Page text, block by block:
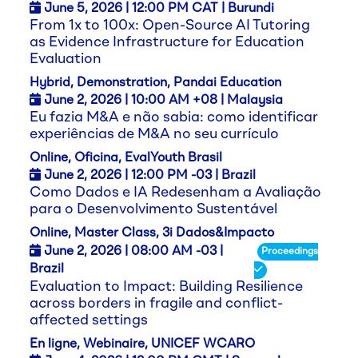
June 5, 2026 | 12:00 PM CAT | Burundi
From 1x to 100x: Open-Source AI Tutoring
as Evidence Infrastructure for Education
Evaluation
Hybrid, Demonstration, Pandai Education
June 2, 2026 | 10:00 AM +08 | Malaysia
Eu fazia M&A e não sabia: como identificar
experiências de M&A no seu currículo
Online, Oficina, EvalYouth Brasil
June 2, 2026 | 12:00 PM -03 | Brazil
Como Dados e IA Redesenham a Avaliação
para o Desenvolvimento Sustentável
Online, Master Class, 3i Dados&Impacto
June 2, 2026 | 08:00 AM -03 |
Brazil
Proceedings
Evaluation to Impact: Building Resilience
across borders in fragile and conflict-
affected settings
En ligne, Webinaire, UNICEF WCARO